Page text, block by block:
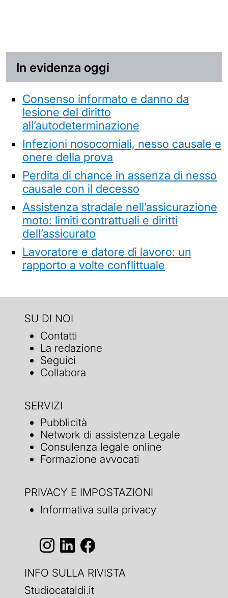
In evidenza oggi
Consenso informato e danno da
lesione del diritto
all’autodeterminazione
Infezioni nosocomiali, nesso causale e
onere della prova
Perdita di chance in assenza di nesso
causale con il decesso
Assistenza stradale nell’assicurazione
moto: limiti contrattuali e diritti
dell’assicurato
Lavoratore e datore di lavoro: un
rapporto a volte conflittuale
SU DI NOI
Contatti
La redazione
Seguici
Collabora
SERVIZI
Pubblicità
Network di assistenza Legale
Consulenza legale online
Formazione avvocati
PRIVACY E IMPOSTAZIONI
Informativa sulla privacy
INFO SULLA RIVISTA
Studiocataldi.it